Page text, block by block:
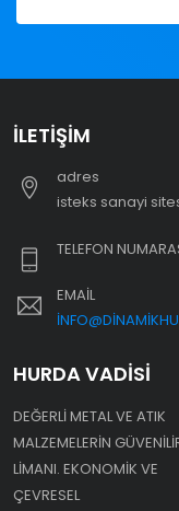
İLETIŞIM
adres
i̇steks sanayi
TELEFON
EMAIL
HURDA VADISI
DEĞERLI METAL VE ATIK
MALZEMELERIN
LIMANI. EKONOMIK VE
ÇEVRESEL